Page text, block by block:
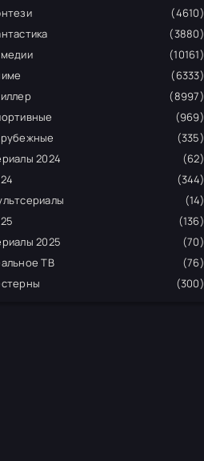
(4610)
(3880)
(10161)
(6333)
(8997)
(969)
(335)
2024
(62)
(344)
(14)
(136)
2025
(70)
ТВ
(76)
(300)